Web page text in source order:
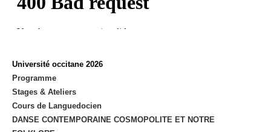
Université occitane 2026
Programme
Stages & Ateliers
Cours de Languedocien
DANSE CONTEMPORAINE COSMOPOLITE ET NOTRE